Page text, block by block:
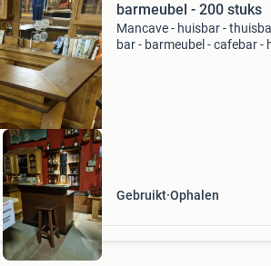
barmeubel - 200 stuks
Mancave - huisbar -
bar - barmeubel - cafebar -
Gebruikt Ophalen